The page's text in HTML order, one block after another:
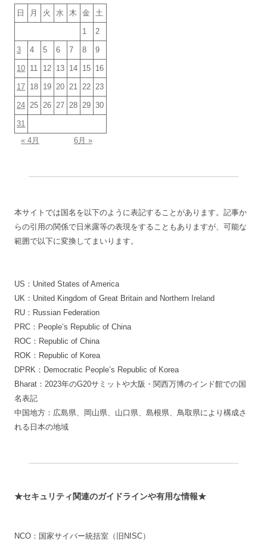
日
月 火 水 木 金 土
1 2
3 4 5 6 7 8 9
10 11 12 13 14 15 16
17 18 19 20 21 22 23
24 25 26 27 28 29 30
31
« 4月
6月 »
本サイトでは国名を以下のように表記することがあります。記事か
らの引用の関係で日米露等の表現をすることもありますが、可能な
範囲で以下に変換してまいります。
US：United States of America
UK：United Kingdom of Great Britain and Northern Ireland
RU：Russian Federation
PRC：People’s Republic of China
ROC：Republic of China
ROK：Republic of Korea
DPRK：Democratic People’s Republic of Korea
Bharat：2023年のG20サミットや大阪・関西万博のインド館での国
名表記
中国地方：広島県、岡山県、山口県、島根県、鳥取県により構成さ
れる日本の地域
★セキュリティ関連のガイドラインや有用な情報★
NCO：国家サイバー統括室（旧NISC）